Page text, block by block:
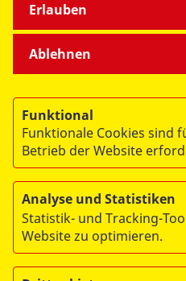
© 2026 ASB Deutschland e.V.
Impressum
RITA
Ablehnen
Erlauben
Funktional
Funktionale Cookies sind
Betrieb der Website
Analyse und Statistiken
Statistik- und Tracking-
Website zu optimieren.